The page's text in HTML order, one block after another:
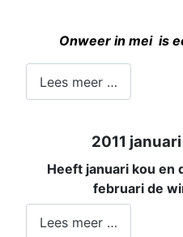
Onweer in mei is
Lees meer …
2011
Heeft januari kou en
februari de
Lees meer …